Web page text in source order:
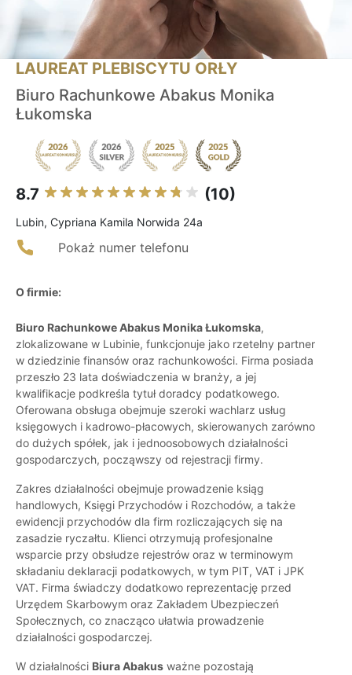
LAUREAT PLEBISCYTU ORŁY
Biuro Rachunkowe Abakus Monika
Łukomska
8.7 (10)
Lubin, Cypriana Kamila Norwida 24a
Pokaż numer telefonu
O firmie:
Biuro Rachunkowe Abakus Monika Łukomska,
zlokalizowane w Lubinie, funkcjonuje jako rzetelny partner
w dziedzinie finansów oraz rachunkowości. Firma posiada
przeszło 23 lata doświadczenia w branży, a jej
kwalifikacje podkreśla tytuł doradcy podatkowego.
Oferowana obsługa obejmuje szeroki wachlarz usług
księgowych i kadrowo-płacowych, skierowanych zarówno
do dużych spółek, jak i jednoosobowych działalności
gospodarczych, począwszy od rejestracji firmy.
Zakres działalności obejmuje prowadzenie ksiąg
handlowych, Księgi Przychodów i Rozchodów, a także
ewidencji przychodów dla firm rozliczających się na
zasadzie ryczałtu. Klienci otrzymują profesjonalne
wsparcie przy obsłudze rejestrów oraz w terminowym
składaniu deklaracji podatkowych, w tym PIT, VAT i JPK
VAT. Firma świadczy dodatkowo reprezentację przed
Urzędem Skarbowym oraz Zakładem Ubezpieczeń
Społecznych, co znacząco ułatwia prowadzenie
działalności gospodarczej.
W działalności Biura Abakus ważne pozostają